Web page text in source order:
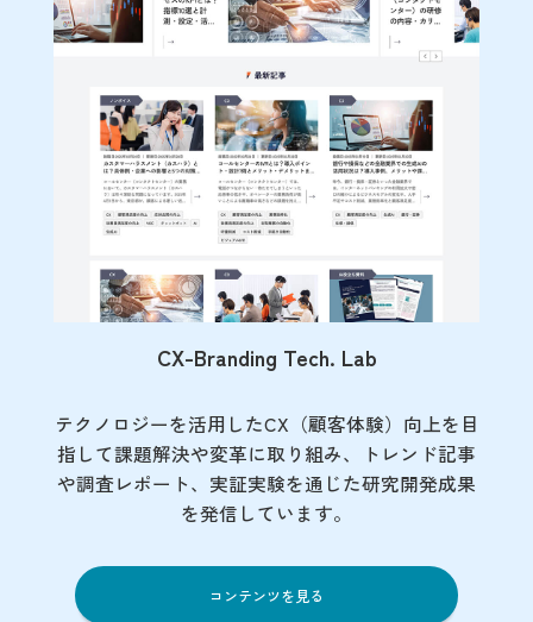
CX-Branding Tech. Lab
テクノロジーを活用したCX（顧客体験）向上を目
指して課題解決や変革に取り組み、トレンド記事
や調査レポート、実証実験を通じた研究開発成果
を発信しています。
コンテンツを見る